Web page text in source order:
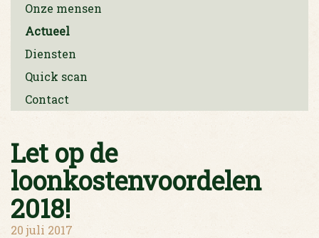
Onze mensen
Actueel
Diensten
Quick scan
Contact
Let op de
loonkostenvoordelen
2018!
20 juli 2017